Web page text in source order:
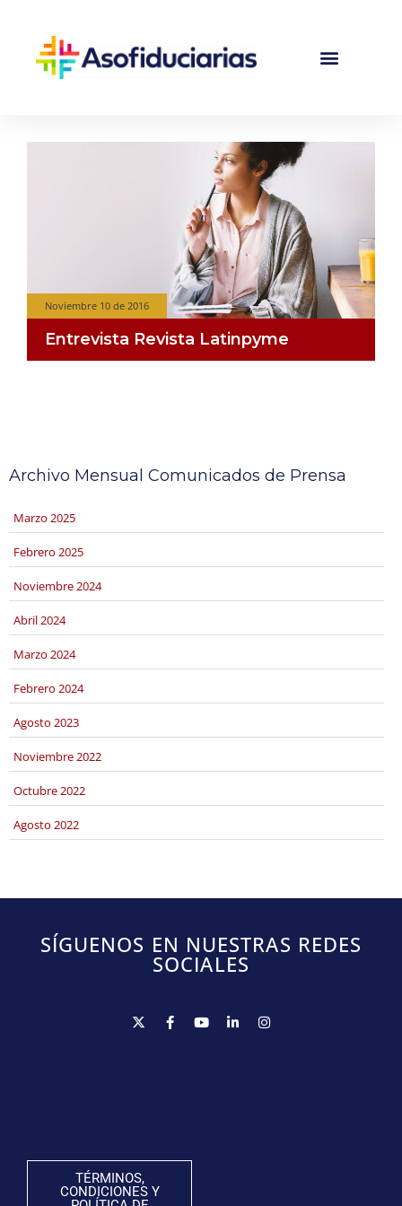
Noviembre 10 de 2016
Entrevista Revista Latinpyme
Archivo Mensual Comunicados de Prensa
marzo 2025
febrero 2025
noviembre 2024
abril 2024
marzo 2024
febrero 2024
agosto 2023
noviembre 2022
octubre 2022
agosto 2022
SÍGUENOS EN NUESTRAS REDES
SOCIALES
TÉRMINOS,
CONDICIONES Y